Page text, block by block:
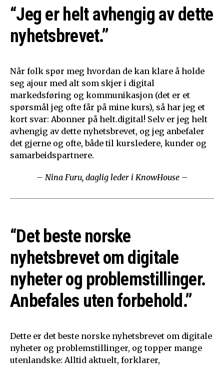
“Jeg er helt avhengig av dette
nyhetsbrevet.”
Når folk spør meg hvordan de kan klare å holde
seg ajour med alt som skjer i digital
markedsføring og kommunikasjon (det er et
spørsmål jeg ofte får på mine kurs), så har jeg et
kort svar: Abonner på helt.digital! Selv er jeg helt
avhengig av dette nyhetsbrevet, og jeg anbefaler
det gjerne og ofte, både til kursledere, kunder og
samarbeidspartnere.
– Nina Furu, daglig leder i KnowHouse –
“Det beste norske
nyhetsbrevet om digitale
nyheter og problemstillinger.
Anbefales uten forbehold.”
Dette er det beste norske nyhetsbrevet om digitale
nyheter og problemstillinger, og topper mange
utenlandske: Alltid aktuelt, forklarer,